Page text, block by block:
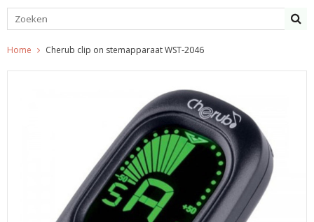
Home Cherub clip on stemapparaat WST-2046